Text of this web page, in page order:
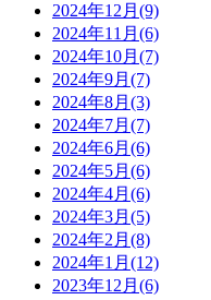
2024年12月(9)
2024年11月(6)
2024年10月(7)
2024年9月(7)
2024年8月(3)
2024年7月(7)
2024年6月(6)
2024年5月(6)
2024年4月(6)
2024年3月(5)
2024年2月(8)
2024年1月(12)
2023年12月(6)